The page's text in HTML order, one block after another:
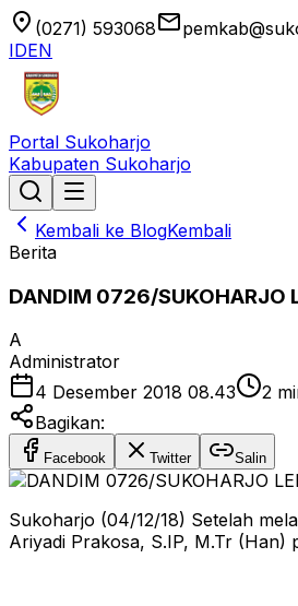
location_on (0271) 593068email
IDEN
Portal Sukoharjo
Kabupaten Sukoharjo
Kembali ke BlogKembali
Berita
DANDIM 0726/SUKOHARJO
A
Administrator
4 Desember 2018 08.43
2
Bagikan:
Facebook Twitter Salin
Sukoharjo (04/12/18) Setelah
Ariyadi Prakosa, S.IP, M.Tr (Han)